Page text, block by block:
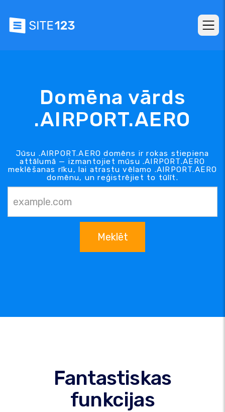
Domēna vārds
.AIRPORT.AERO
Jūsu .AIRPORT.AERO domēns ir rokas stiepiena
attālumā — izmantojiet mūsu .AIRPORT.AERO
meklēšanas rīku, lai atrastu vēlamo .AIRPORT.AERO
domēnu, un reģistrējiet to tūlīt.
Meklēt
Fantastiskas
funkcijas